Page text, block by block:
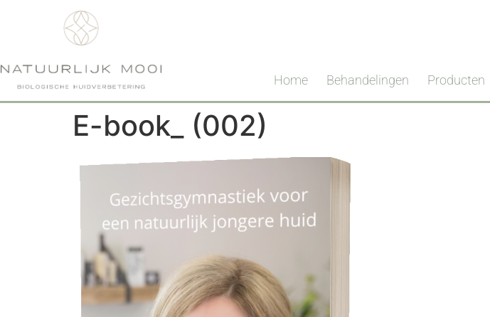
Home Behandelingen Producten
E-book_ (002)